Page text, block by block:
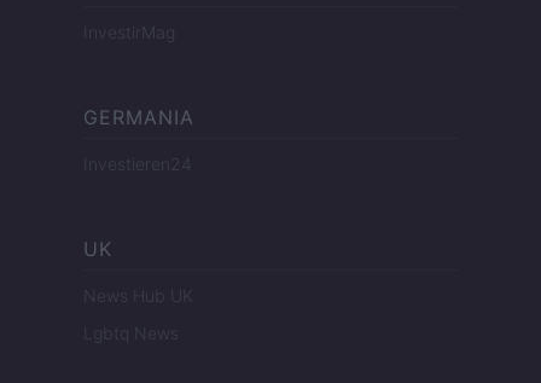
InvestirMag
GERMANIA
Investieren24
UK
News Hub UK
Lgbtq News